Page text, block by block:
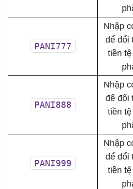
PANI777
Nhập
để đổi
tiền
PANI888
Nhập
để đổi
tiền
PANI999
Nhập
để đổi
tiền